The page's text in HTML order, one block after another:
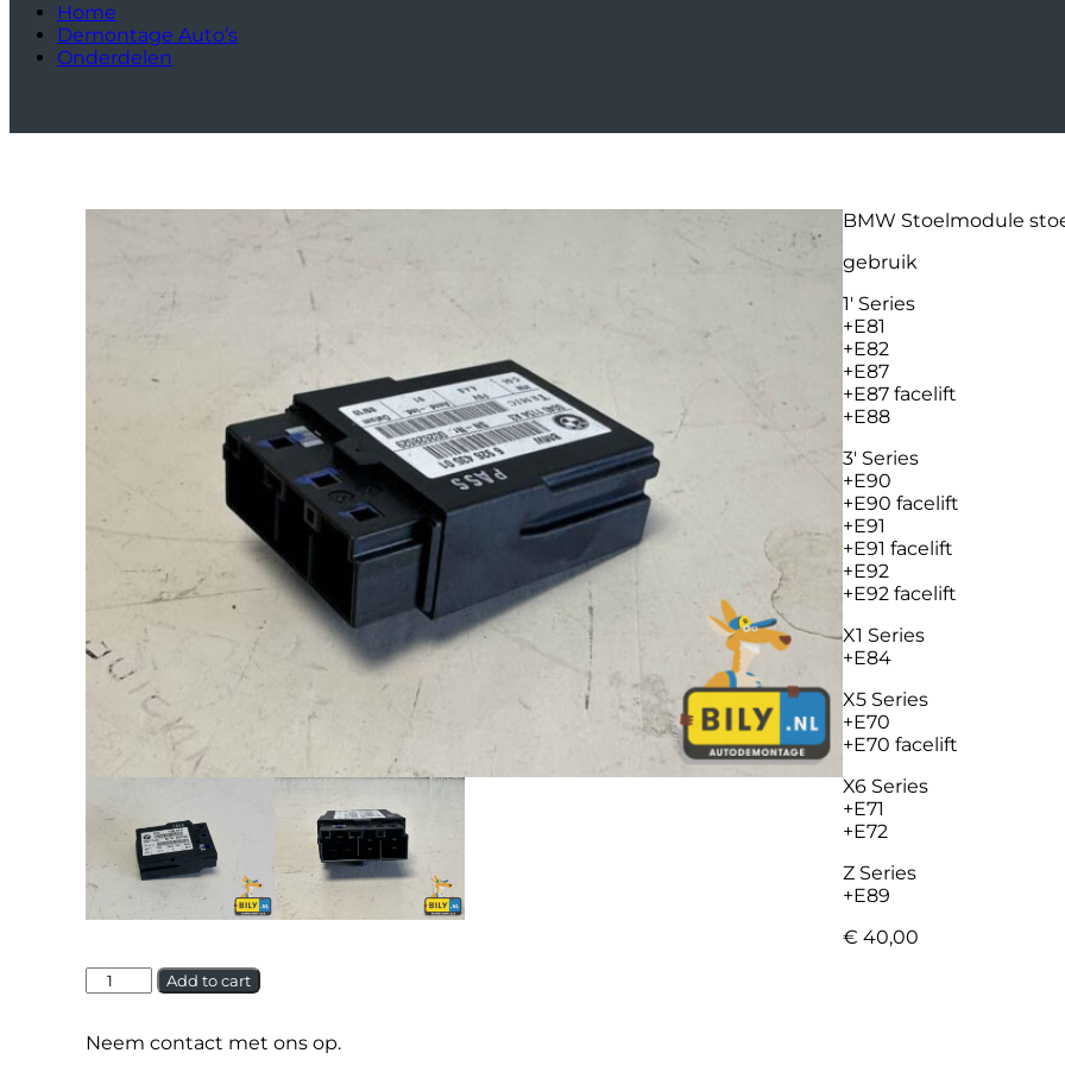
Home
Demontage Auto’s
Onderdelen
BMW Stoelmodule
gebruik
1′ Series
+E81
+E82
+E87
+E87 facelift
+E88
3′ Series
+E90
+E90 facelift
+E91
+E91 facelift
+E92
+E92 facelift
X1 Series
+E84
X5 Series
+E70
+E70 facelift
X6 Series
+E71
+E72
Z Series
+E89
€ 40,00
BMW
Stoelmodule
61356926435
Add to cart
Neem contact met ons op.